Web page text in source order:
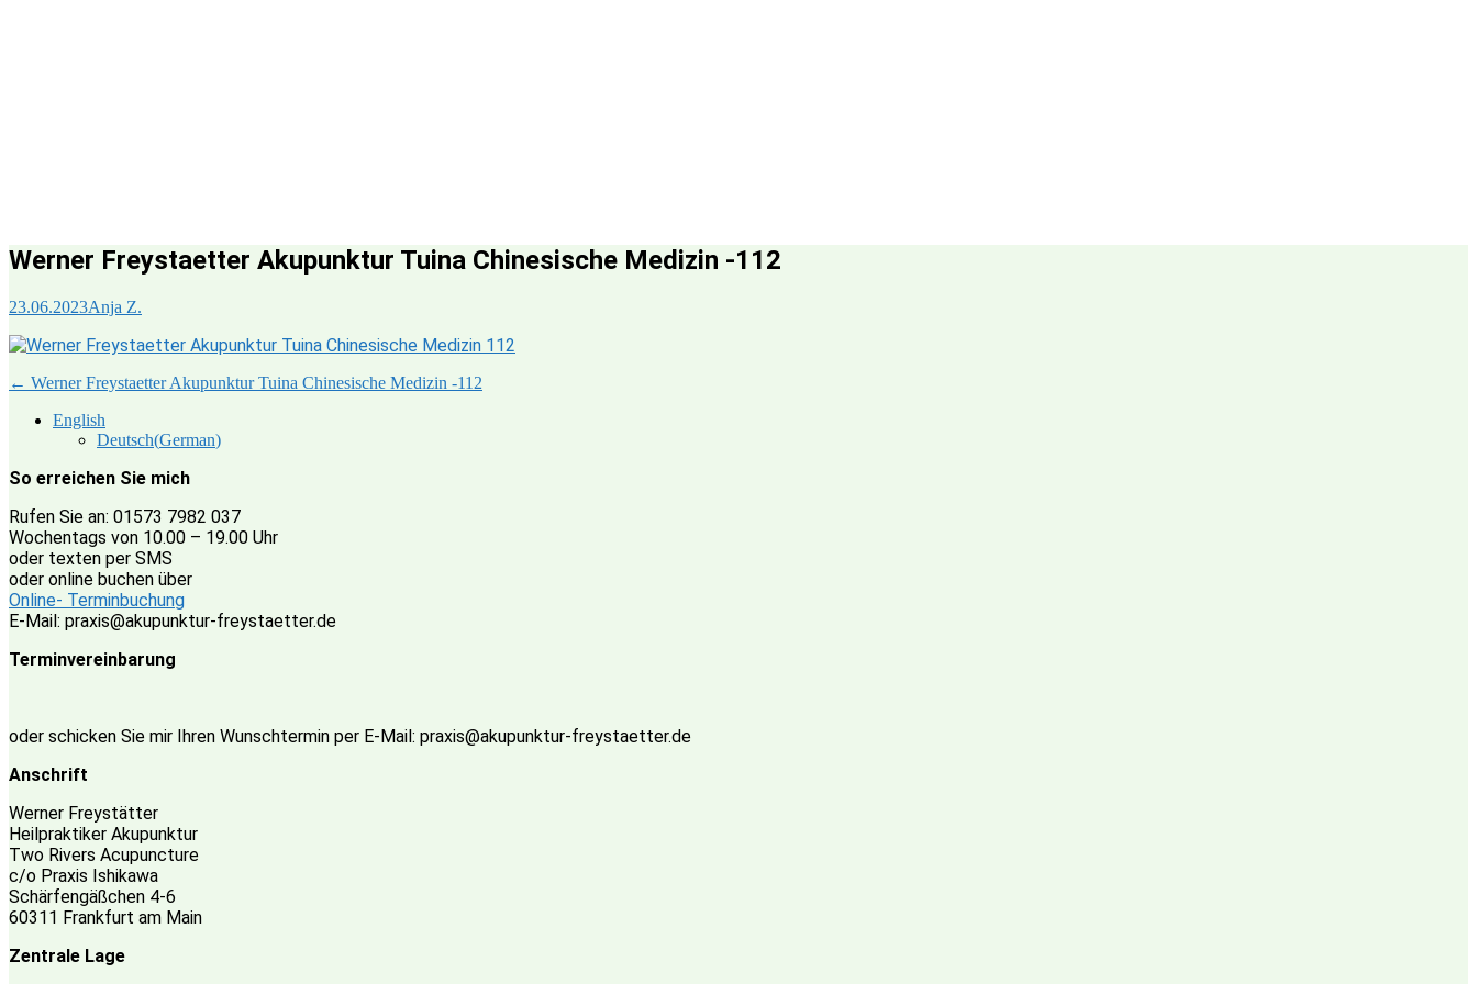
Werner Freystaetter Akupunktur Tuina Chinesische Medizin -112
23.06.2023Anja Z.
Post
navigation
← Werner Freystaetter Akupunktur Tuina Chinesische Medizin -112
English
Deutsch(German)
So erreichen Sie mich
Rufen Sie an: 01573 7982 037
Wochentags von 10.00 – 19.00 Uhr
oder texten per SMS
oder online buchen über
Online- Terminbuchung
E-Mail: praxis@akupunktur-freystaetter.de
Terminvereinbarung
oder schicken Sie mir Ihren Wunschtermin per E-Mail: praxis@akupunktur-freystaetter.de
Anschrift
Werner Freystätter
Heilpraktiker Akupunktur
Two Rivers Acupuncture
c/o Praxis Ishikawa
Schärfengäßchen 4-6
60311 Frankfurt am Main
Zentrale Lage